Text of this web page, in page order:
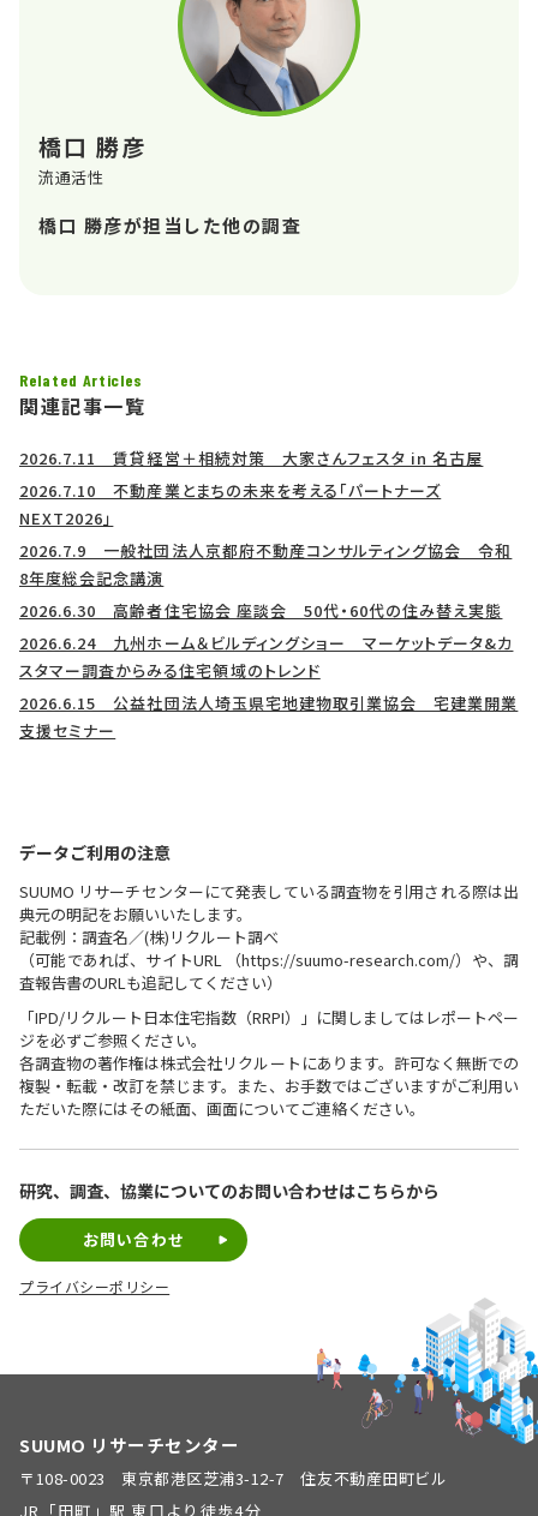
橋口 勝彦
流通活性
橋口 勝彦が担当した他の調査
Related Articles
関連記事一覧
2026.7.11 賃貸経営＋相続対策 大家さんフェスタ in 名古屋
2026.7.10 不動産業とまちの未来を考える「パートナーズ
NEXT2026」
2026.7.9 一般社団法人京都府不動産コンサルティング協会 令和
8年度総会記念講演
2026.6.30 高齢者住宅協会 座談会 50代・60代の住み替え実態
2026.6.24 九州ホーム＆ビルディングショー マーケットデータ&カ
スタマー調査からみる住宅領域のトレンド
2026.6.15 公益社団法人埼玉県宅地建物取引業協会 宅建業開業
支援セミナー
データご利用の注意
SUUMO リサーチセンターにて発表している調査物を引用される際は出
典元の明記をお願いいたします。
記載例：調査名／(株)リクルート調べ
（可能であれば、サイトURL （https://suumo-research.com/）や、調
査報告書のURLも追記してください）
「IPD/リクルート日本住宅指数（RRPI）」に関しましてはレポートペー
ジを必ずご参照ください。
各調査物の著作権は株式会社リクルートにあります。許可なく無断での
複製・転載・改訂を禁じます。また、お手数ではございますがご利用い
ただいた際にはその紙面、画面についてご連絡ください。
研究、調査、協業についてのお問い合わせはこちらから
お問い合わせ
プライバシーポリシー
SUUMO リサーチセンター
〒108-0023 東京都港区芝浦3-12-7 住友不動産田町ビル
JR「田町」駅 東口より徒歩4分